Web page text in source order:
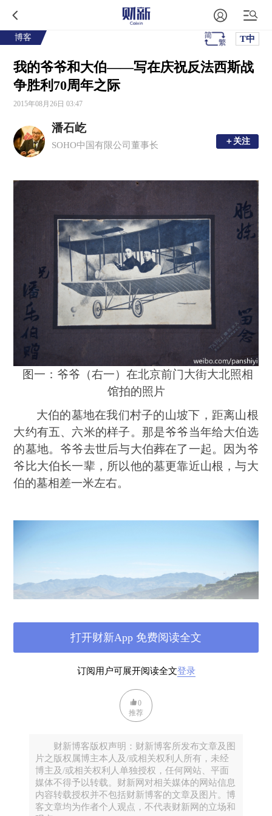
博客 T中
我的爷爷和大伯——写在庆祝反法西斯战
争胜利70周年之际
2015年08月26日 03:47
潘石屹
SOHO中国有限公司董事长 ＋关注
＋关注
图一：爷爷（右一）在北京前门大街大北照相
馆拍的照片
大伯的墓地在我们村子的山坡下，距离山根
大约有五、六米的样子。那是爷爷当年给大伯选
的墓地。爷爷去世后与大伯葬在了一起。因为爷
爷比大伯长一辈，所以他的墓更靠近山根，与大
伯的墓相差一米左右。
图二：爷爷和大伯的墓地就在这座山脚下
小的时候，家里人从来没跟我提过那些很久
话，给家里闯祸。长大以后，我才知道，大伯在
中条山战役中阵亡，但没有找到遗体，爷爷葬大
儿子的是一座空墓。爷爷为他写了祭文，写上了
他的生辰八字。这些都是后来听家里的老人讲
订阅用户可展开阅读全文登录
打开财新App 免费阅读全文
0
推荐
财新博客版权声明：财新博客所发布文章及图
片之版权属博主本人及/或相关权利人所有，未经
博主及/或相关权利人单独授权，任何网站、平面
媒体不得予以转载。财新网对相关媒体的网站信息
内容转载授权并不包括财新博客的文章及图片。博
客文章均为作者个人观点，不代表财新网的立场和